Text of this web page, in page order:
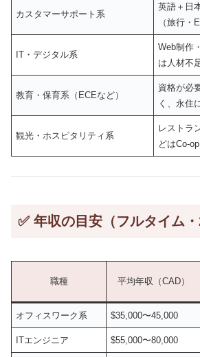
カスタマーサポート系
英語＋日
（旅行・
IT・デジタル系
Web制作
は人材不
教育・保育系（ECEなど）
資格が必
く、永住
観光・ホスピタリティ系
レストラ
どはCo-
✅ 年収の目安（フルタイム・
職種 平均年収（CAD）
オフィスワーク系 $35,000〜45,000
ITエンジニア $55,000〜80,000